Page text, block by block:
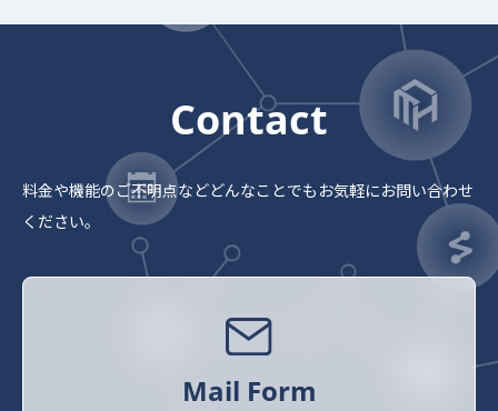
Contact
料金や機能のご不明点などどんなことでもお気軽にお問い合わせ
ください。
Mail Form